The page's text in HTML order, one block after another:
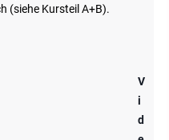
(siehe Kursteil A+B).
V
i
d